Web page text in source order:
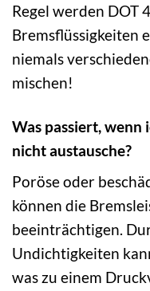
Regel werden DOT
Bremsflüssigkeiten
niemals
mischen!
Was passiert, wenn
nicht austausche?
Poröse oder
können die
beeinträchtigen.
Undichtigkeiten
was zu einem